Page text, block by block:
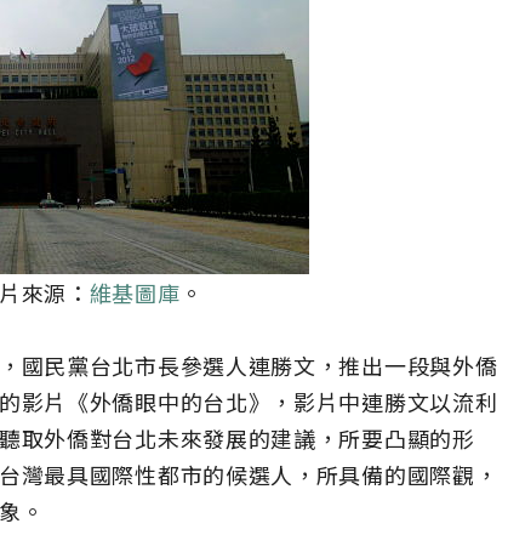
來源： 維基圖庫 。
國民黨台北市長參選人連勝文，推出一段與外僑
影片《外僑眼中的台北》，影片中連勝文以流利
取外僑對台北未來發展的建議，所要凸顯的形
灣最具國際性都市的候選人，所具備的國際觀，
。